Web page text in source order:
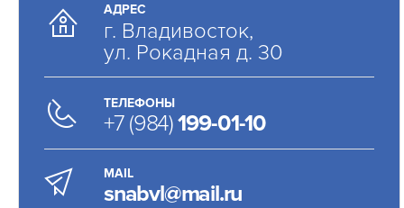
АДРЕС
г. Владивосток,
ул. Рокадная д. 30
ТЕЛЕФОНЫ
+7 (984)199-01-10
MAIL
snabvl@mail.ru